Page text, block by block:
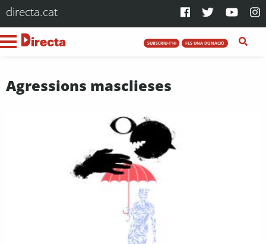
directa.cat
SUBSCRIU-T'HI FES UNA DONACIÓ
Agressions masclieses